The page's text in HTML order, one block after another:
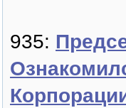
935: